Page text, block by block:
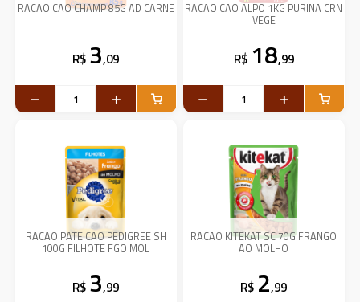
RACAO CAO CHAMP 85G AD CARNE
R$ 3,09
RACAO CAO ALPO 1KG PURINA CRN
VEGE
R$ 18,99
RACAO PATE CAO PEDIGREE SH
100G FILHOTE FGO MOL
R$ 3,99
RACAO KITEKAT SC 70G FRANGO
AO MOLHO
R$ 2,99